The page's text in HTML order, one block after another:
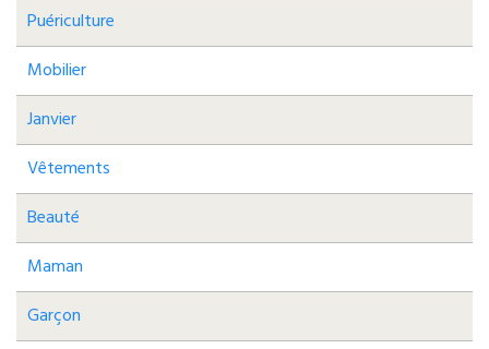
Puériculture
Mobilier
Janvier
Vêtements
Beauté
Maman
Garçon